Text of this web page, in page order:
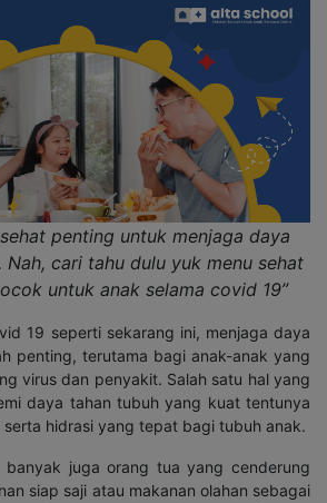
penting untuk menjaga daya
Nah, cari tahu dulu yuk menu sehat
untuk anak selama covid 19”
19 seperti sekarang ini, menjaga daya
penting, terutama bagi anak-anak yang
virus dan penyakit. Salah satu hal yang
daya tahan tubuh yang kuat tentunya
serta hidrasi yang tepat bagi tubuh anak.
banyak juga orang tua yang cenderung
siap saji atau makanan olahan sebagai